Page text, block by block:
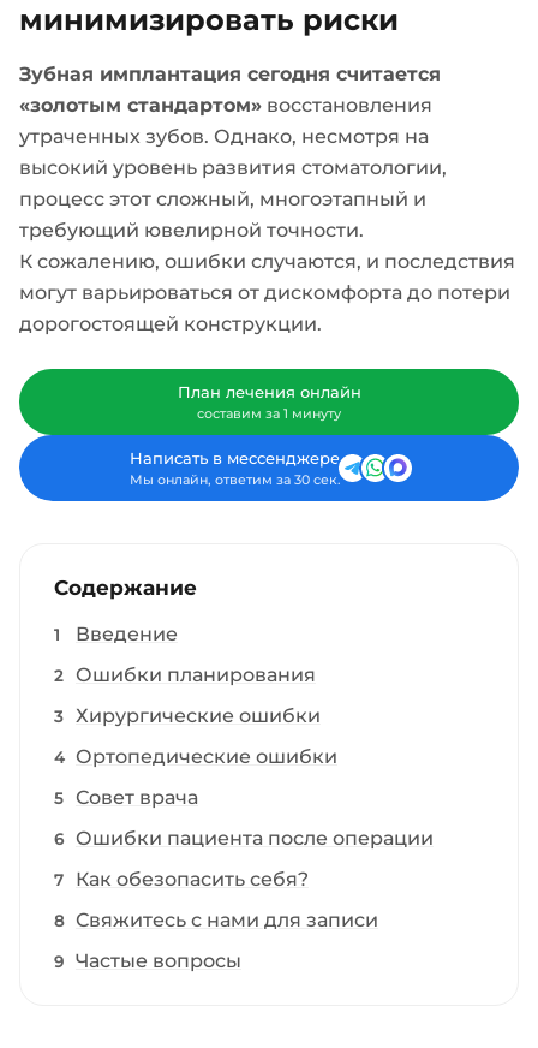
минимизировать риски
Зубная имплантация сегодня считается
«золотым стандартом» восстановления
утраченных зубов. Однако, несмотря на
высокий уровень развития стоматологии,
процесс этот сложный, многоэтапный и
требующий ювелирной точности.
К сожалению, ошибки случаются, и последствия
могут варьироваться от дискомфорта до потери
дорогостоящей конструкции.
План лечения онлайн
составим за 1 минуту
Написать в мессенджере
Мы онлайн, ответим за 30 сек.
Содержание
Введение
Ошибки планирования
Хирургические ошибки
Ортопедические ошибки
Совет врача
Ошибки пациента после операции
Как обезопасить себя?
Свяжитесь с нами для записи
Частые вопросы